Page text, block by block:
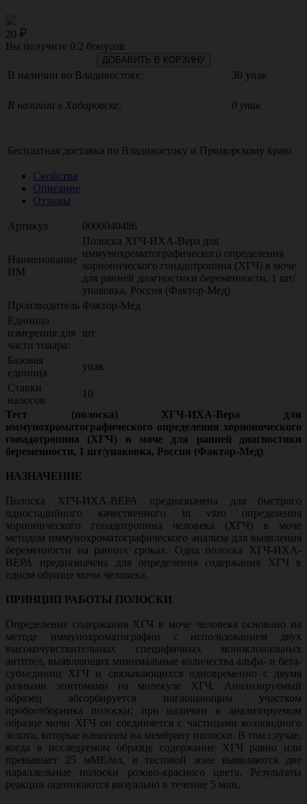
20
Вы получите 0.2 бонусов
ДОБАВИТЬ В КОРЗИНУ
В наличии во Владивостоке: 30 упак
В наличии в Хабаровске: 0 упак
Бесплатная доставка по Владивостоку и Приморскому краю
Свойства
Описание
Отзывы
Артикул 0000040486
Наименование
ИМ
Полоска ХГЧ-ИХА-Вера для
иммунохроматографического определения
хорионического гонадотропина (ХГЧ) в моче
для ранней диагностики беременности, 1 шт/
упаковка, Россия (Фактор-Мед)
Производитель Фактор-Мед
Единица
измерения для
части товара:
шт
Базовая
единица
упак
Ставки
налогов
10
Тест (полоска) ХГЧ-ИХА-Вера для
иммунохроматографического определения хорионического
гонадотропина (ХГЧ) в моче для ранней диагностики
беременности, 1 шт/упаковка, Россия (Фактор-Мед)
НАЗНАЧЕНИЕ
Полоска ХГЧ-ИХА-ВЕРА предназначена для быстрого
одностадийного качественного in vitro определения
хорионического гонадотропина человека (ХГЧ) в моче
методом иммунохроматографического анализа для выявления
беременности на ранних сроках. Одна полоска ХГЧ-ИХА-
ВЕРА предназначена для определения содержания ХГЧ в
одном образце мочи человека.
ПРИНЦИП РАБОТЫ ПОЛОСКИ
Определение содержания ХГЧ в моче человека основано на
методе иммунохроматографии с использованием двух
высокочувствительных специфичных моноклональных
антител, выявляющих минимальные количества альфа- и бета-
субъединиц ХГЧ и cвязывающихся одновременно с двумя
разными эпитомами на молекуле ХГЧ. Анализируемый
образец абсорбируется поглощающим участком
пробоотборника полоски; при наличии в анализируемом
образце мочи ХГЧ он соединяется с частицами коллоидного
золота, которые нанесены на мембрану полоски. В том случае,
когда в исследуемом образце содержание ХГЧ равно или
превышает 25 мМЕ/мл, в тестовой зоне выявляются две
параллельные полоски розово-красного цвета. Результаты
реакции оцениваются визуально в течение 5 мин.